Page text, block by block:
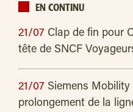
EN CONTINU
21/07 Clap de fin pour
tête de SNCF
21/07 Siemens
prolongement de la